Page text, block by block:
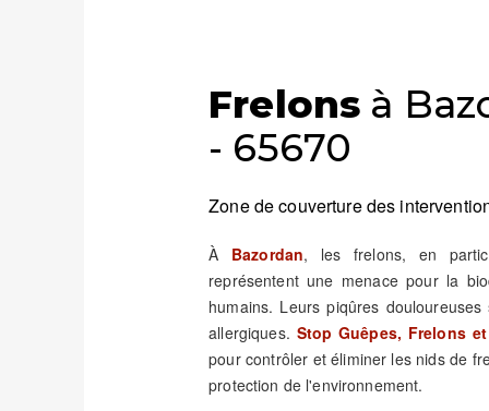
Frelons à
- 65670
Zone de couverture des
À Bazordan, les frelons, en
représentent une menace pour la
humains. Leurs piqûres
allergiques. Stop Guêpes, Frelons
pour contrôler et éliminer les nids de
protection de l'environnement.